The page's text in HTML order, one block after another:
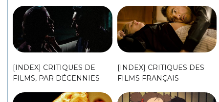
[INDEX] CRITIQUES DE
FILMS, PAR DÉCENNIES
[INDEX] CRITIQUES DES
FILMS FRANÇAIS